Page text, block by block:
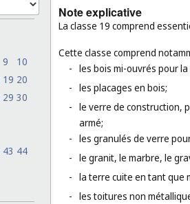
9
10
19 20
29 30
43 44
Note explicative
La classe 19 comprend
Cette classe comprend
- les bois mi-ouvrés pour
- les placages en bois;
- le verre de construction,
armé;
- les granulés de verre
- le granit, le marbre, le
- la terre cuite en tant que
- les toitures non